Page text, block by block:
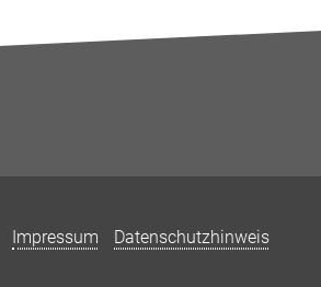
Impressum Datenschutzhinweis